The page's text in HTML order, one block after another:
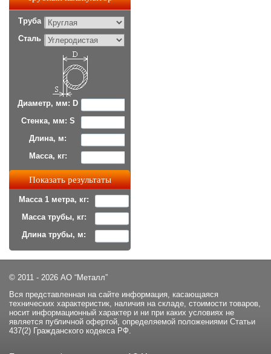
Труба
Сталь
Диаметр, мм: D
Стенка, мм: S
Длина, м:
Масса, кг:
Масса 1 метра, кг:
Масса трубы, кг:
Длина трубы, м:
© 2011 - 2026 АО “Металл”
Вся представленная на сайте информация, касающаяся
технических характеристик, наличия на складе, стоимости товаров,
носит информационный характер и ни при каких условиях не
является публичной офертой, определяемой положениями Статьи
437(2) Гражданского кодекса РФ.